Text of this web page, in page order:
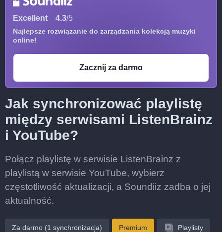
Excellent 4.3/5
Najlepsze rozwiązanie do zarządzania kolekcją muzyki
online!
Zacznij za darmo
Jak synchronizować playlistę
między serwisami ListenBrainz
i YouTube?
Połącz playlistę w serwisie ListenBrainz z
playlistą w serwisie YouTube, wybierz
częstotliwość aktualizacji, a Soundiiz zadba o jej
aktualność.
Za darmo (1 synchronizacja) Premium Playlisty